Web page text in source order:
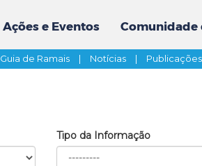
Ações e Eventos Comunidade
Guia de Ramais | Notícias |
Tipo da Informação